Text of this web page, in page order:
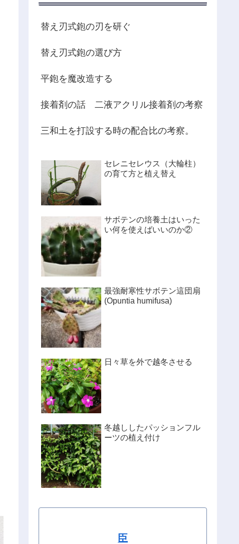
替え刃式鉋の刃を研ぐ
替え刃式鉋の選び方
平鉋を魔改造する
接着剤の話 二液アクリル接着剤の考察
三和土を打設する時の配合比の考察。
セレニセレウス（大輪柱）
の育て方と植え替え
サボテンの培養土はいった
い何を使えばいいのか②
最強耐寒性サボテン這団扇
(Opuntia humifusa)
日々草を外で越冬させる
冬越ししたパッションフル
ーツの植え付け
臣